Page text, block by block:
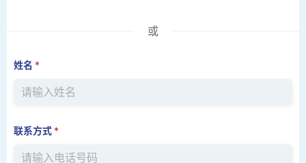
或
姓名 *
联系方式 *